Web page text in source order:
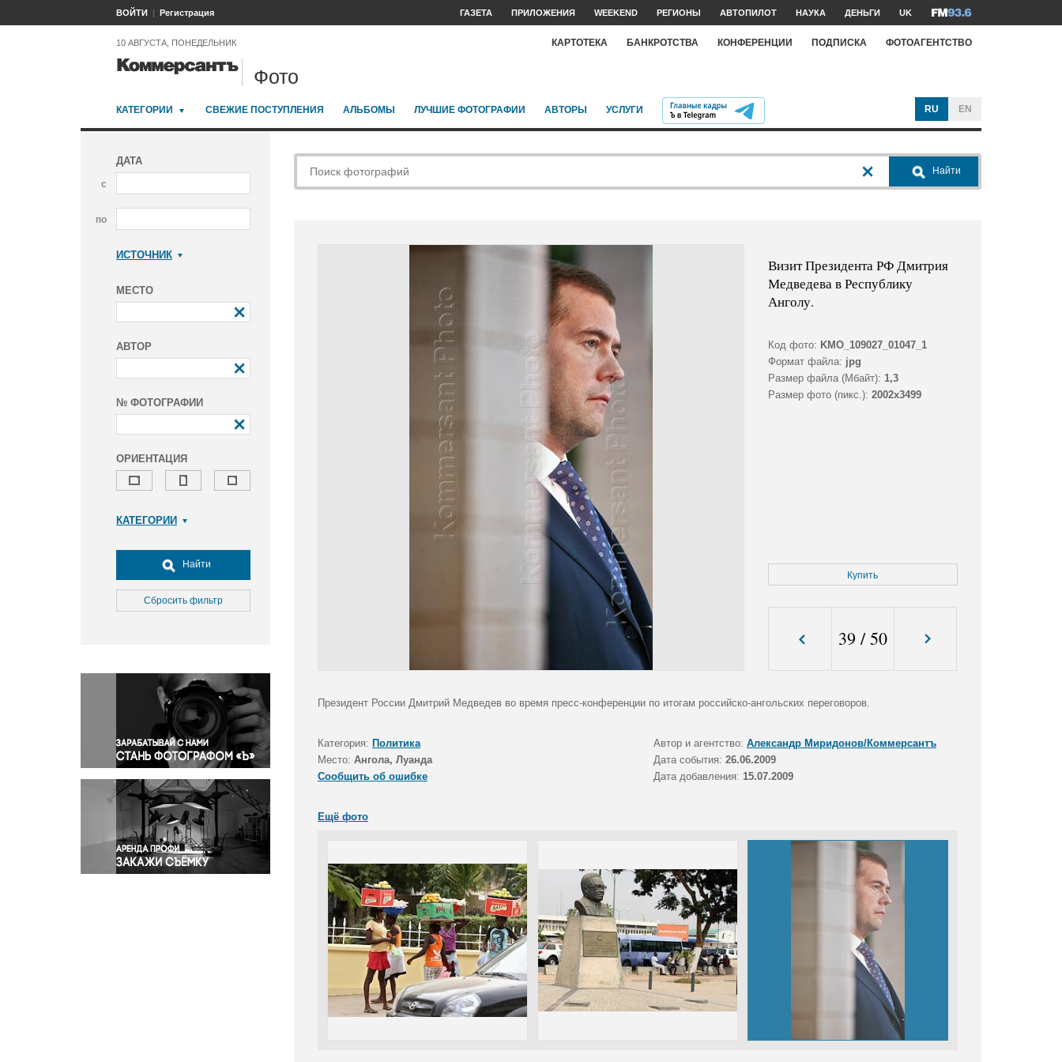
ВОЙТИ Регистрация ГАЗЕТА ПРИЛОЖЕНИЯ WEEKEND РЕГИОНЫ АВТОПИЛОТ НАУКА ДЕНЬГИ UK
10 АВГУСТА, ПОНЕДЕЛЬНИК КАРТОТЕКА БАНКРОТСТВА КОНФЕРЕНЦИИ ПОДПИСКА ФОТОАГЕНТСТВО
Фото
КАТЕГОРИИ СВЕЖИЕ ПОСТУПЛЕНИЯ АЛЬБОМЫ ЛУЧШИЕ ФОТОГРАФИИ АВТОРЫ УСЛУГИ RU EN
ДАТА
с
по
ИСТОЧНИК
МЕСТО
АВТОР
№ ФОТОГРАФИИ
ОРИЕНТАЦИЯ
КАТЕГОРИИ
Досуг, туризм и отдых
Культура
Медицина
Окружающая среда
Политика
Правосудие
Происшествия и конфликты
Религия
Светская жизнь
Спорт
Экология
Экономика и бизнес
Найти
Сбросить фильтр
Найти
Визит Президента РФ Дмитрия
Медведева в Республику
Анголу.
Код фото: KMO_109027_01047_1
Формат файла: jpg
Размер файла (Мбайт): 1,3
Размер фото (пикс.): 2002x3499
Купить
39 /50
Президент России Дмитрий Медведев во время пресс-конференции по итогам российско-ангольских переговоров.
Категория: Политика Автор и агентство: Александр Миридонов/Коммерсантъ
Место: Ангола, Луанда Дата события: 26.06.2009
Сообщить об ошибке
Дата добавления: 15.07.2009
Ещё фото